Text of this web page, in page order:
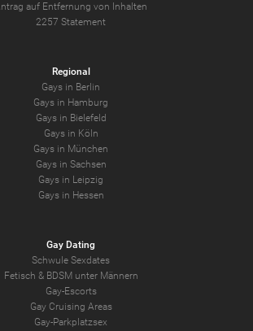
auf Entfernung von Inhalten
2257 Statement
Regional
Gays in Berlin
Gays in Hamburg
Gays in Bielefeld
Gays in Köln
Gays in München
Gays in Sachsen
Gays in Leipzig
Gays in Hessen
Gay Dating
Schwule Sexdates
Fetisch & BDSM unter Männern
Gay-Escorts
Gay Cruising Areas
Gay-Parkplatzsex